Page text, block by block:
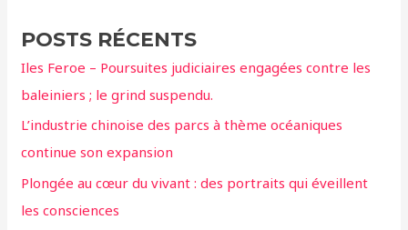
r
c
h
e
r
:
POSTS RÉCENTS
Iles Feroe – Poursuites judiciaires engagées contre les
baleiniers ; le grind suspendu.
L’industrie chinoise des parcs à thème océaniques
continue son expansion
Plongée au cœur du vivant : des portraits qui éveillent
les consciences